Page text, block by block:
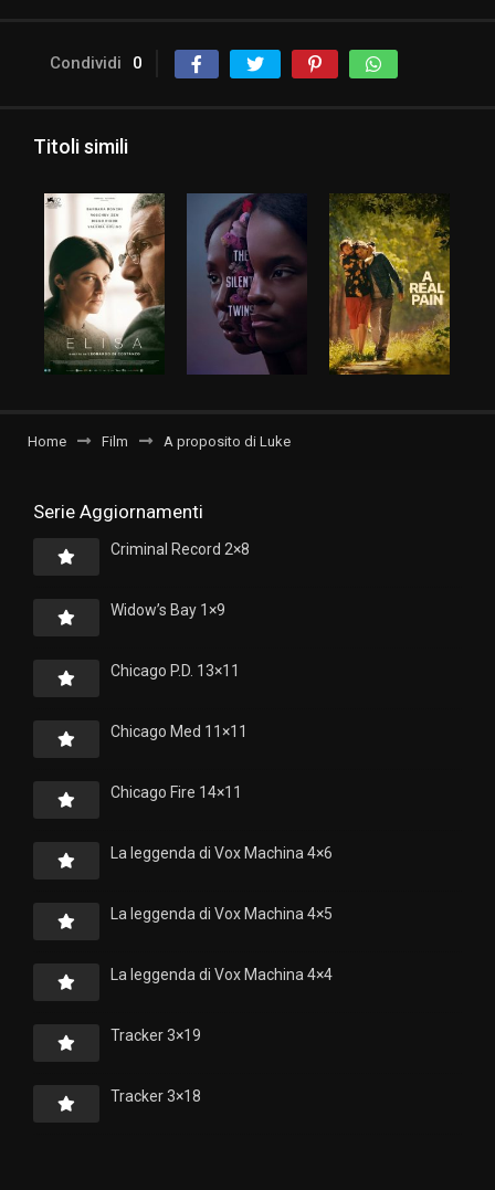
Condividi 0
Titoli simili
Home Film A proposito di Luke
Serie Aggiornamenti
Criminal Record 2×8
Widow’s Bay 1×9
Chicago P.D. 13×11
Chicago Med 11×11
Chicago Fire 14×11
La leggenda di Vox Machina 4×6
La leggenda di Vox Machina 4×5
La leggenda di Vox Machina 4×4
Tracker 3×19
Tracker 3×18